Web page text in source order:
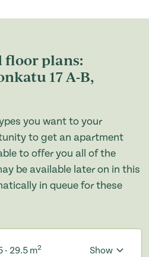
floor plans:
17 A-B,
you want to your
to get an apartment
to offer you all of the
be available later on in this
in queue for these
- 29.5 m2 Show